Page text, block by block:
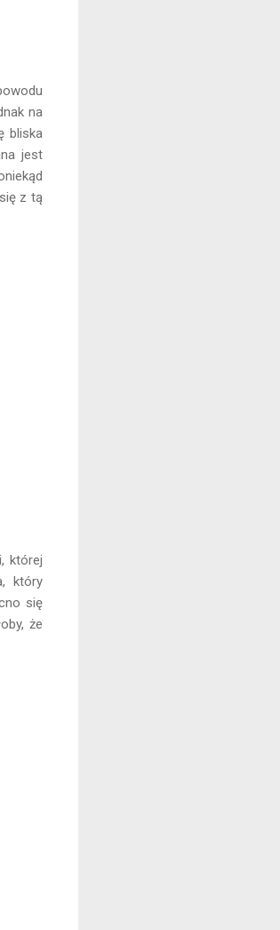
na
bliska
jest
z tą
której
który
się
że